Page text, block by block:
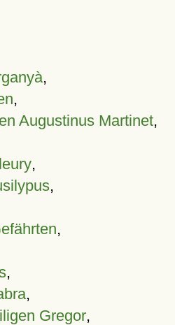
,
,
Augustinus Martinet,
,
,
,
,
,
Gregor,